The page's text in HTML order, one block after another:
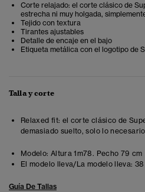
Corte relajado: el corte clásico de
estrecha ni muy holgada,
Tejido con textura
Tirantes ajustables
Detalle de encaje en el bajo
Etiqueta metálica con el logotipo de
Talla y corte
Relaxed fit: el corte clásico de
demasiado suelto, solo lo
Modelo: Altura 1m78. Pecho 79 cm
El modelo lleva/La modelo lleva: 38
Guía De Tallas